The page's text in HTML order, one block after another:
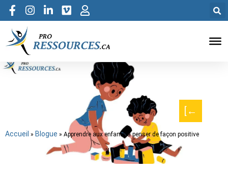
[←
Accueil » Blogue » Apprendre aux enfants à penser de façon positive